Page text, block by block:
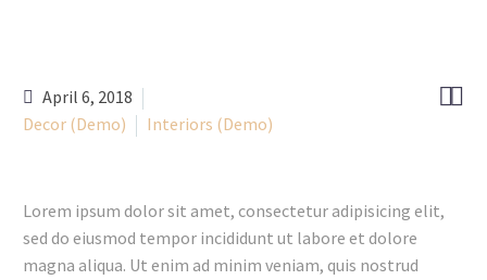

April 6, 2018
Decor (Demo)
Interiors (Demo)
Lorem ipsum dolor sit amet, consectetur adipisicing elit,
sed do eiusmod tempor incididunt ut labore et dolore
magna aliqua. Ut enim ad minim veniam, quis nostrud